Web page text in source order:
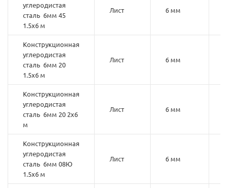
углеродистая
сталь 6мм 45
1.5х6 м
Лист 6 мм
Конструкционная
углеродистая
сталь 6мм 20
1.5х6 м
Лист 6 мм
Конструкционная
углеродистая
сталь 6мм 20 2х6
м
Лист 6 мм
Конструкционная
углеродистая
сталь 6мм 08Ю
1.5х6 м
Лист 6 мм